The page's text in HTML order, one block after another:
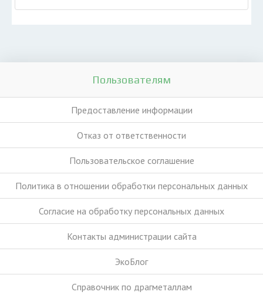
Пользователям
Предоставление информации
Отказ от ответственности
Пользовательское соглашение
Политика в отношении обработки персональных данных
Согласие на обработку персональных данных
Контакты администрации сайта
ЭкоБлог
Справочник по драгметаллам